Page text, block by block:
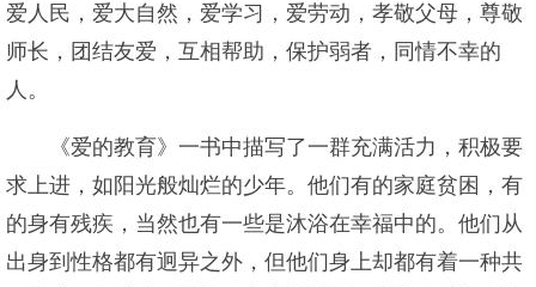
爱人民，爱大自然，爱学习，爱劳动，孝敬父母，尊敬
师长，团结友爱，互相帮助，保护弱者，同情不幸的
人。
《爱的教育》一书中描写了一群充满活力，积极要
求上进，如阳光般灿烂的少年。他们有的家庭贫困，有
的身有残疾，当然也有一些是沐浴在幸福中的。他们从
出身到性格都有迥异之外，但他们身上却都有着一种共